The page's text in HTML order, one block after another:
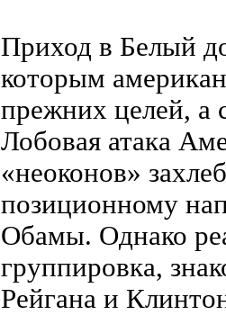
Приход в Белый
которым
прежних целей, а
Лобовая атака
«неоконов»
позиционному
Обамы. Однако
группировка,
Рейгана и